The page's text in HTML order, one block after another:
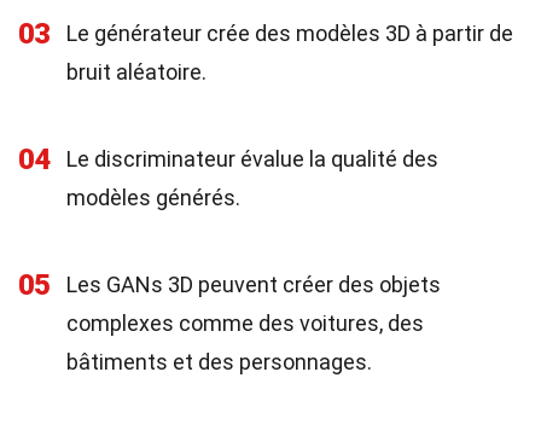
03
Le générateur crée des modèles 3D à partir de
bruit aléatoire.
04
Le discriminateur évalue la qualité des
modèles générés.
05
Les GANs 3D peuvent créer des objets
complexes comme des voitures, des
bâtiments et des personnages.